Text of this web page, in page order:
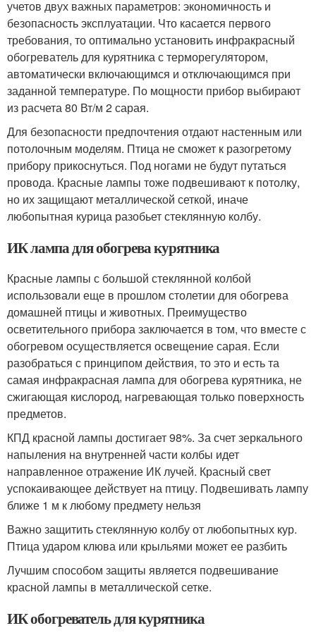
учетов двух важных параметров: экономичность и
безопасность эксплуатации. Что касается первого
требования, то оптимально установить инфракрасный
обогреватель для курятника с терморегулятором,
автоматически включающимся и отключающимся при
заданной температуре. По мощности прибор выбирают
из расчета 80 Вт/м 2 сарая.
Для безопасности предпочтения отдают настенным или
потолочным моделям. Птица не сможет к разогретому
прибору прикоснуться. Под ногами не будут путаться
провода. Красные лампы тоже подвешивают к потолку,
но их защищают металлической сеткой, иначе
любопытная курица разобьет стеклянную колбу.
ИК лампа для обогрева курятника
Красные лампы с большой стеклянной колбой
использовали еще в прошлом столетии для обогрева
домашней птицы и животных. Преимущество
осветительного прибора заключается в том, что вместе с
обогревом осуществляется освещение сарая. Если
разобраться с принципом действия, то это и есть та
самая инфракрасная лампа для обогрева курятника, не
сжигающая кислород, нагревающая только поверхность
предметов.
КПД красной лампы достигает 98%. За счет зеркального
напыления на внутренней части колбы идет
направленное отражение ИК лучей. Красный свет
успокаивающее действует на птицу. Подвешивать лампу
ближе 1 м к любому предмету нельзя
Важно защитить стеклянную колбу от любопытных кур.
Птица ударом клюва или крыльями может ее разбить
Лучшим способом защиты является подвешивание
красной лампы в металлической сетке.
ИК обогреватель для курятника